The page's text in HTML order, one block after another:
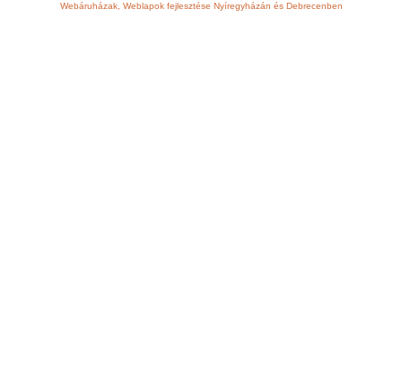
Webáruházak, Weblapok fejlesztése Nyíregyházán és Debrecenben